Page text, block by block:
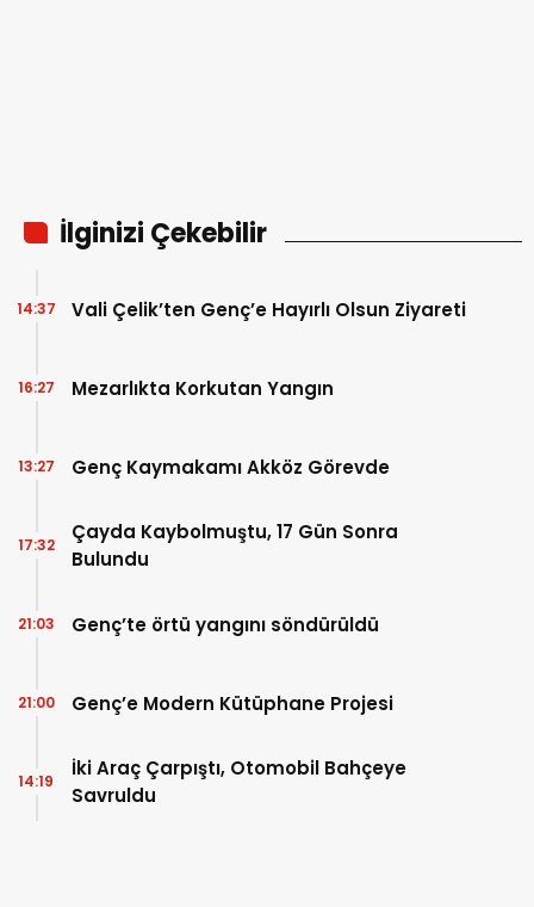
İlginizi Çekebilir
Vali Çelik’ten Genç’e Hayırlı Olsun Ziyareti
14:37
Mezarlıkta Korkutan Yangın
16:27
Genç Kaymakamı Akköz Görevde
13:27
Çayda Kaybolmuştu, 17 Gün Sonra
Bulundu
17:32
Genç’te örtü yangını söndürüldü
21:03
Genç’e Modern Kütüphane Projesi
21:00
İki Araç Çarpıştı, Otomobil Bahçeye
Savruldu
14:19